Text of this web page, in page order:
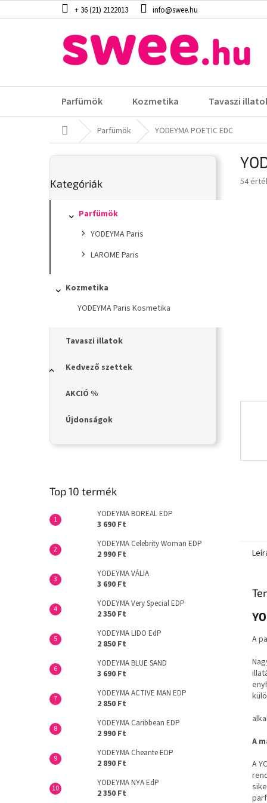
a
+ 36 (21) 2122013 info@swee.hu
Parfümök Kozmetika Tavaszi
KezdőlapParfümök YODEYMA POETIC EDC
l
a
l
átugrása
Kategóriák
Parfümök
YODEYMA Paris
LAROME Paris
Kozmetika
YODEYMA Paris Kosmetika
Tavaszi illatok
Kedvező szettek
AKCIÓ %
Újdonságok
Top 10 termék
YODEYMA BOREAL EDP
3 690 Ft
YODEYMA Celebrity Woman EDP
2 990 Ft
YODEYMA VÁLIA
3 690 Ft
YODEYMA Very Special EDP
2 350 Ft
YODEYMA LIDO EdP
2 850 Ft
YODEYMA BLUE SAND
3 690 Ft
YODEYMA ACTIVE MAN EDP
2 850 Ft
YODEYMA Caribbean EDP
2 990 Ft
YODEYMA Cheante EDP
2 890 Ft
YODEYMA NYA EdP
2 350 Ft
A
54
A
A
A